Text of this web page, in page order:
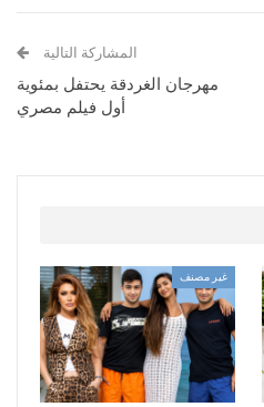
المشاركة التالية
مهرجان الغردقة يحتفل بمئوية
أول فيلم مصري
غير مصنف